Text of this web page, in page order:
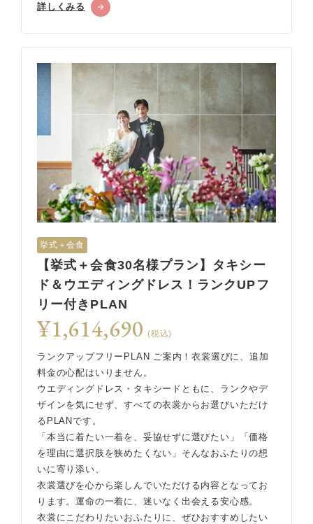
詳しくみる
挙式＋会食
【挙式＋会食30名様プラン】タキシー
ド＆ウエディングドレス！ランクUPフ
リー付きPLAN
¥1,614,690 (税込)
ランクアップフリーPLAN ご案内！衣裳選びに、追加
料金の心配はいりません。
ウエディングドレス・タキシードともに、ランクやデ
ザインを気にせず、すべての衣裳からお選びいただけ
るPLANです。
「本当に着たい一着を、妥協せずに選びたい」「価格
を理由に選択肢を狭めたくない」そんなおふたりの想
いに寄り添い、
衣裳選びを心から楽しんでいただける内容となってお
ります。運命の一着に、迷いなく出会える安心感。
衣裳にこだわりたいおふたりに、ぜひおすすめしたい